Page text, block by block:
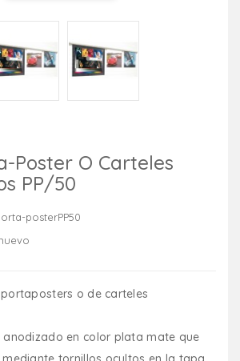
Poster O Carteles
PP/50
posterPP50
o de carteles
anodizado en color plata mate que